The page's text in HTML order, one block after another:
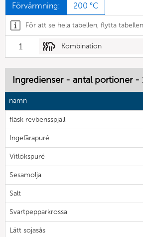
Förvärmning: 200 °C
För att se hela tabellen, flytta
1 Kombination
Ingredienser - antal portioner -
namn
fläsk revbensspjäll
Ingefärapuré
Vitlökspuré
Sesamolja
Salt
Svartpepparkrossa
Lätt sojasås